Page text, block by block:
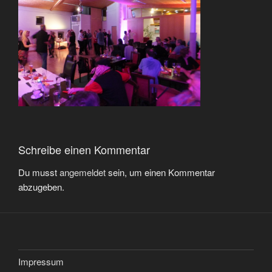
Schreibe einen Kommentar
Du musstangemeldetsein, um einen Kommentar
abzugeben.
Impressum